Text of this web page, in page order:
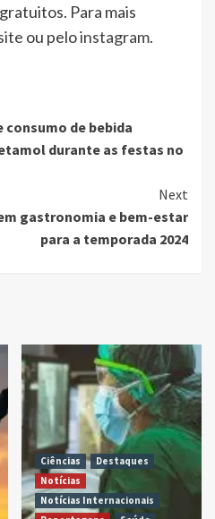
Para mais
ou peloinstagram.
de bebida
durante as festas no
Next
gastronomia e bem-estar
para a temporada 2024
Ciências
Destaques
Notícias
Notícias Internacionais